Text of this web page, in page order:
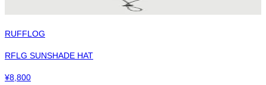
RUFFLOG
RFLG SUNSHADE HAT
¥8,800